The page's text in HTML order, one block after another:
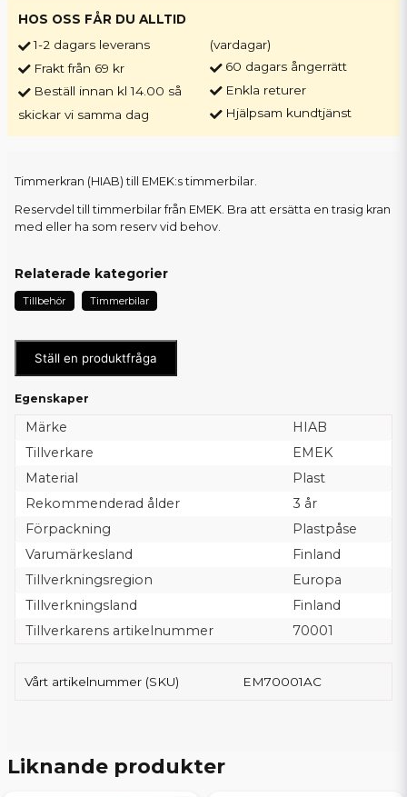
HOS OSS FÅR DU ALLTID
1-2 dagars leverans
Frakt från 69 kr
Beställ innan kl 14.00 så
skickar vi samma dag
(vardagar)
60 dagars ångerrätt
Enkla returer
Hjälpsam kundtjänst
Timmerkran (HIAB) till EMEK:s timmerbilar.
Reservdel till timmerbilar från EMEK. Bra att ersätta en trasig kran
med eller ha som reserv vid behov.
Relaterade kategorier
Tillbehör Timmerbilar
Ställ en produktfråga
Egenskaper
Märke
HIAB
Tillverkare
EMEK
Material
Plast
Rekommenderad ålder
3 år
Förpackning
Plastpåse
Varumärkesland
Finland
Tillverkningsregion
Europa
Tillverkningsland
Finland
Tillverkarens artikelnummer
70001
Vårt artikelnummer (SKU) EM70001AC
Liknande produkter